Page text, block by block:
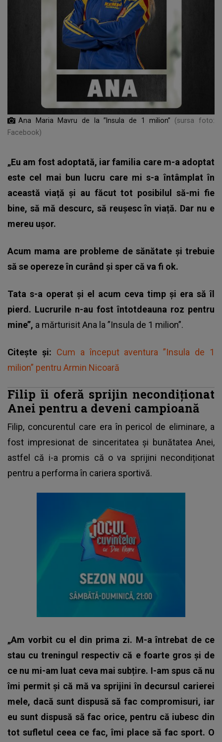
Ana Maria Mavru de la ”Insula de 1 milion”
(sursa foto:
Facebook)
„Eu am fost adoptată, iar familia care m-a adoptat
este cel mai bun lucru care mi s-a întâmplat în
această viață și au făcut tot posibilul să-mi fie
bine, să mă descurc, să reușesc în viață. Dar nu e
mereu ușor.
Acum mama are probleme de sănătate și trebuie
să se opereze în curând și sper că va fi ok.
Tata s-a operat și el acum ceva timp și era să îl
pierd. Lucrurile n-au fost întotdeauna roz pentru
mine’’, a mărturisit Ana la ”Insula de 1 milion”.
Citește și: Cum a început aventura ”Insula de 1
milion” pentru Armin Nicoară
Filip îi oferă sprijin necondiționat
Anei pentru a deveni campioană
Filip, concurentul care era în pericol de eliminare, a
fost impresionat de sinceritatea și bunătatea Anei,
astfel că i-a promis că o va sprijini necondiționat
pentru a performa în cariera sportivă.
„Am vorbit cu el din prima zi. M-a întrebat de ce
stau cu treningul respectiv că e foarte gros și de
ce nu mi-am luat ceva mai subțire. I-am spus că nu
îmi permit și că mă va sprijini în decursul carierei
mele, dacă sunt dispusă să fac compromisuri, iar
eu sunt dispusă să fac orice, pentru că iubesc din
tot sufletul ceea ce fac, îmi place să fac sport. O